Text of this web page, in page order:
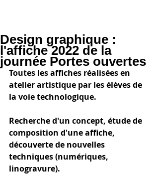
Design graphique :
l'affiche 2022 de la
journée Portes ouvertes
Toutes les affiches réalisées en
atelier artistique par les élèves de
la voie technologique.
Recherche d'un concept, étude de
composition d'une affiche,
découverte de nouvelles
techniques (numériques,
linogravure).